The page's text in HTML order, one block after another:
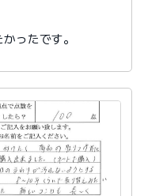
ったです。